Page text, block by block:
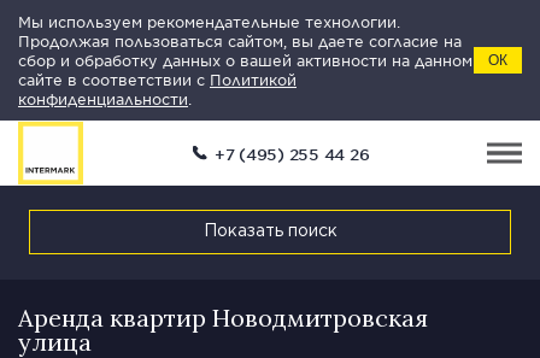
Мы используем рекомендательные технологии.
Продолжая пользоваться сайтом, вы даете согласие на
сбор и обработку данных о вашей активности на данном
сайте в соответствии с Политикой
конфиденциальности
ОК
+7 (495) 255 44 26
Показать поиск
Аренда квартир Новодмитровская
улица